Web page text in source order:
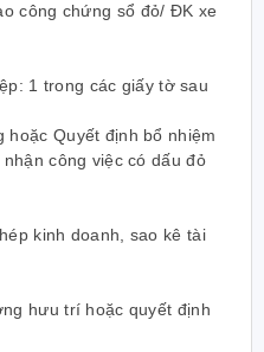
công chứng sổ đỏ/ ĐK xe
1 trong các giấy tờ sau
hoặc Quyết định bổ nhiệm
công việc có dấu đỏ
kinh doanh, sao kê tài
hưu trí hoặc quyết định